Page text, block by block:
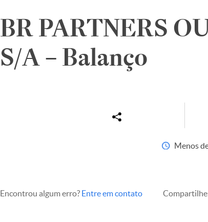
BR PARTNERS
S/A – Balanço
Menos
Encontrou algum erro? Entre em contato